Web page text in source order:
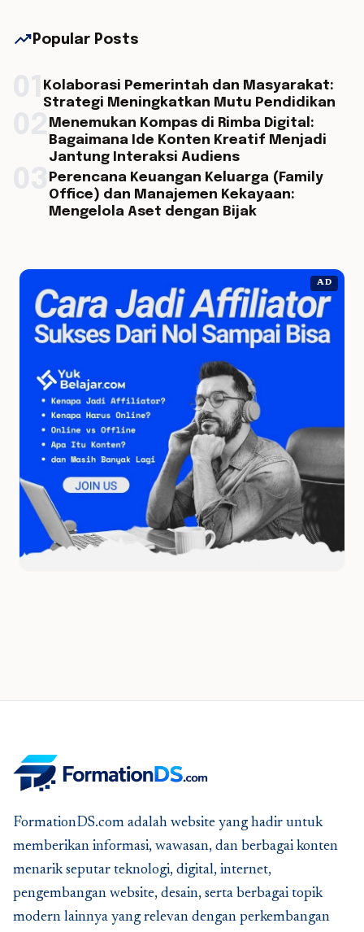
trending_up Popular Posts
Kolaborasi Pemerintah dan Masyarakat:
Strategi Meningkatkan Mutu Pendidikan
Menemukan Kompas di Rimba Digital:
Bagaimana Ide Konten Kreatif Menjadi
Jantung Interaksi Audiens
Perencana Keuangan Keluarga (Family
Office) dan Manajemen Kekayaan:
Mengelola Aset dengan Bijak
AD
FormationDS.com adalah website yang hadir untuk
memberikan informasi, wawasan, dan berbagai konten
menarik seputar teknologi, digital, internet,
pengembangan website, desain, serta berbagai topik
modern lainnya yang relevan dengan perkembangan